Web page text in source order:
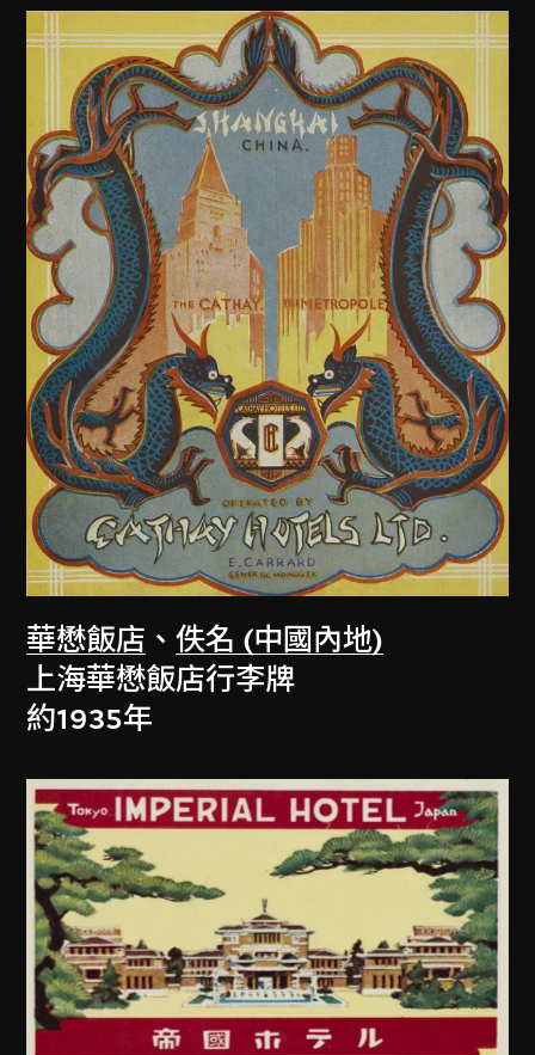
華懋飯店 、佚名 (中國內地)
上海華懋飯店行李牌
約1935年